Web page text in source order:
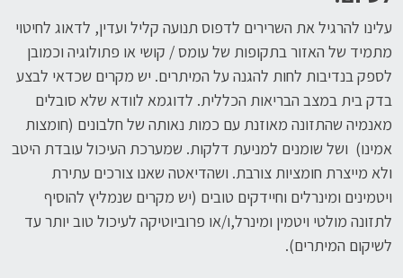
עלינו להרגיל את השרירים לדפוס תנועה קליל ועדין, לדאוג לחיטוי
מתמיד של האזור בתקופות של עומס / קושי או פתולוגיה וכמובן
לספק בנדיבות לחות להגנה על המיתרים. יש מקרים שכדאי לבצע
בדק בית במצב הבריאות הכללית. לדוגמא לוודא שלא סובלים
מאנמיה שהתזונה מאוזנת עם כמות נאותה של חלבונים (חומצות
אמינו) ושל שומנים למניעת דלקות. שמערכת העיכול עובדת היטב
ולא מייצרת חומציות צורבת. ושהדיאטה שאנו צורכים עתירת
ויטמינים ומינרלים וחיידקים טובים (יש מקרים שנמליץ להוסיף
לתזונה מולטי ויטמין ומינרל,ו/או פרוביוטיקה לעיכול טוב יותר עד
לשיקום המיתרים).